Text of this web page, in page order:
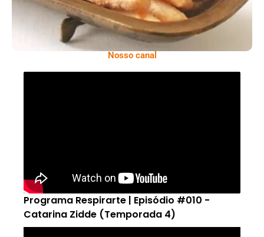
Nosso canal
Programa Respirarte | Episódio #010 -
Catarina Zidde (Temporada 4)